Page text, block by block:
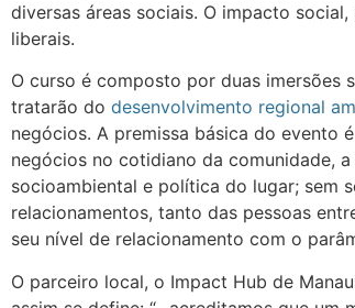
diversas áreas sociais. O impacto
liberais.
O curso é composto por duas imersões
tratarão do desenvolvimento regional
negócios. A premissa básica do evento
negócios no cotidiano da comunidade,
socioambiental e política do lugar; sem
relacionamentos, tanto das pessoas
seu nível de relacionamento com o
O parceiro local, o Impact Hub de